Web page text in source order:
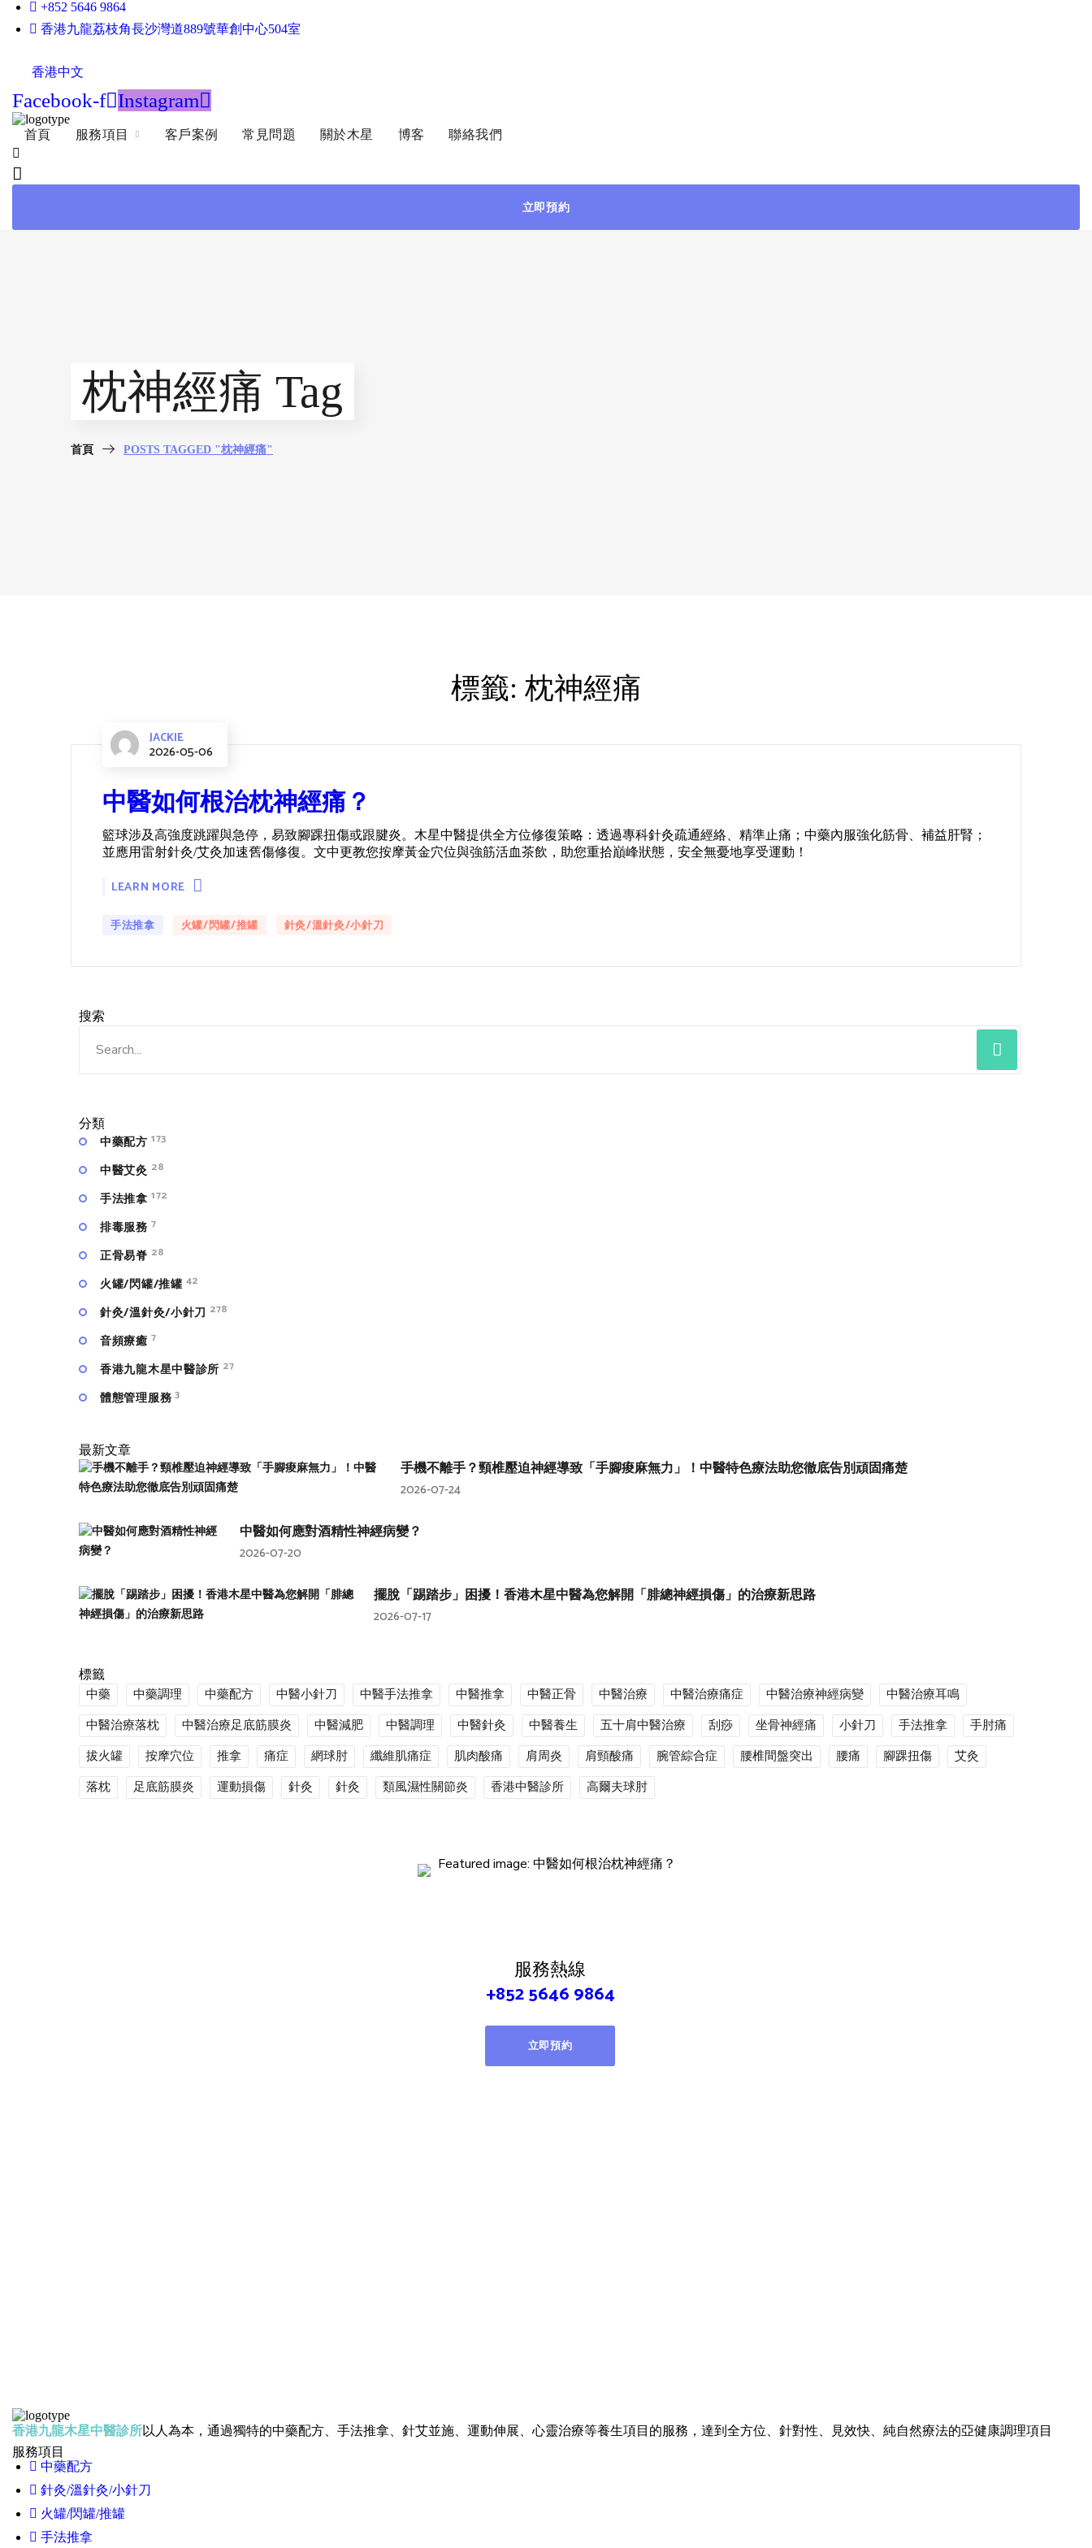
+852 5646 9864
香港九龍荔枝角長沙灣道889號華創中心504室
香港中文
Facebook-f Instagram
首頁 服務項目 客戶案例 常見問題 關於木星 博客 聯絡我們
立即預約
枕神經痛 Tag
首頁 POSTS TAGGED "枕神經痛"
標籤: 枕神經痛
JACKIE
2026-05-06
中醫如何根治枕神經痛？
籃球涉及高強度跳躍與急停，易致腳踝扭傷或跟腱炎。木星中醫提供全方位修復策略：透過專科針灸疏通經絡、精準止痛；中藥內服強化筋骨、補益肝腎；
並應用雷射針灸/艾灸加速舊傷修復。文中更教您按摩黃金穴位與強筋活血茶飲，助您重拾巔峰狀態，安全無憂地享受運動！
LEARN MORE
手法推拿 火罐/閃罐/推罐 針灸/溫針灸/小針刀
搜索
分類
中藥配方 173
中醫艾灸 28
手法推拿 172
排毒服務 7
正骨易脊 28
火罐/閃罐/推罐 42
針灸/溫針灸/小針刀 278
⾳頻療癒 7
香港九龍木星中醫診所 27
體態管理服務 3
最新文章
手機不離手？頸椎壓迫神經導致「手腳痠麻無力」！中醫特色療法助您徹底告別頑固痛楚
2026-07-24
中醫如何應對酒精性神經病變？
2026-07-20
擺脫「踢踏步」困擾！香港木星中醫為您解開「腓總神經損傷」的治療新思路
2026-07-17
標籤
中藥 中藥調理 中藥配方 中醫小針刀 中醫手法推拿 中醫推拿 中醫正骨 中醫治療 中醫治療痛症 中醫治療神經病變
中醫治療耳鳴
中醫治療落枕
中醫治療足底筋膜炎 中醫減肥 中醫調理 中醫針灸 中醫養生 五十肩中醫治療 刮痧 坐骨神經痛 小針刀 手法推拿
手肘痛
拔火罐
按摩穴位 推拿 痛症 網球肘 纖維肌痛症 肌肉酸痛 肩周炎 肩頸酸痛 腕管綜合症 腰椎間盤突出 腰痛 腳踝扭傷
艾灸
落枕
足底筋膜炎 運動損傷 針灸 針灸 類風濕性關節炎 香港中醫診所 高爾夫球肘
服務熱線
+852 5646 9864
立即預約
香港九龍木星中醫診所以人為本，通過獨特的中藥配方、手法推拿、針艾並施、運動伸展、心靈治療等養生項目的服務，達到全方位、針對性、見效快、純自然療法的亞健康調理項目
服務項目
中藥配方
針灸/溫針灸/小針刀
火罐/閃罐/推罐
手法推拿